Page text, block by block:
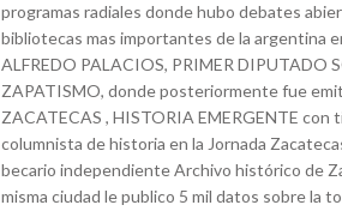
programas radiales donde hubo debates
bibliotecas mas importantes de la argentina
ALFREDO PALACIOS, PRIMER DIPUTADO
ZAPATISMO, donde posteriormente fue
ZACATECAS , HISTORIA EMERGENTE
columnista de historia en la Jornada
becario independiente Archivo histórico de
misma ciudad le publico 5 mil datos sobre la